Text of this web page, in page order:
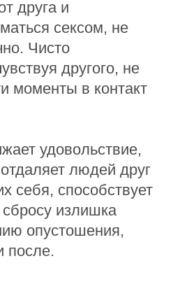
друга и
сексом, не
Чисто
другого, не
моменты в контакт
удовольствие,
людей друг
себя, способствует
излишка
опустошения,
после.